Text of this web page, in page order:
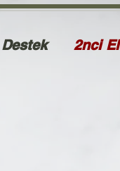
Destek 2nci El